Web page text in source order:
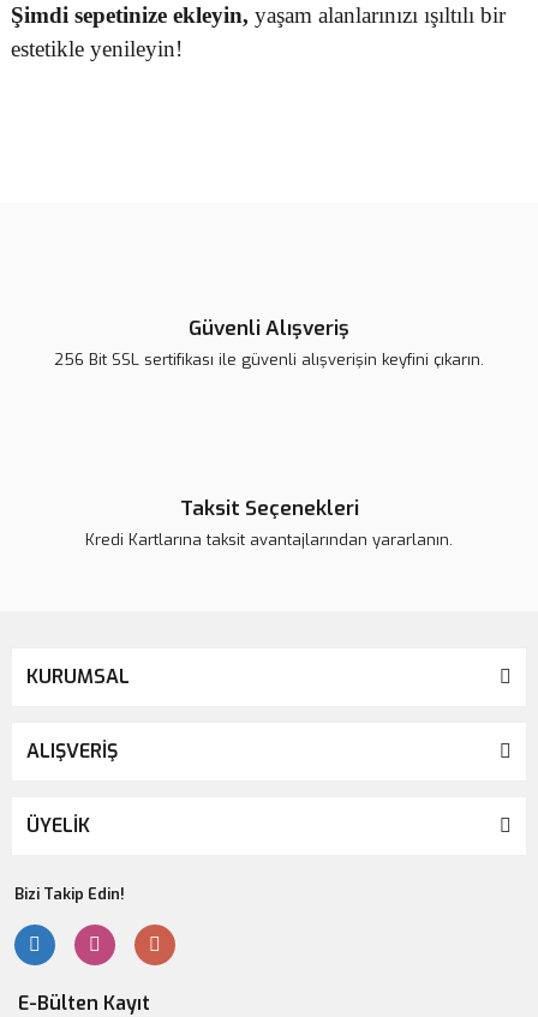
Şimdi sepetinize ekleyin, yaşam alanlarınızı ışıltılı bir
estetikle yenileyin!
Güvenli Alışveriş
256 Bit SSL sertifikası ile güvenli alışverişin keyfini çıkarın.
Taksit Seçenekleri
Kredi Kartlarına taksit avantajlarından yararlanın.
KURUMSAL
ALIŞVERİŞ
ÜYELİK
Bizi Takip Edin!
E-Bülten Kayıt